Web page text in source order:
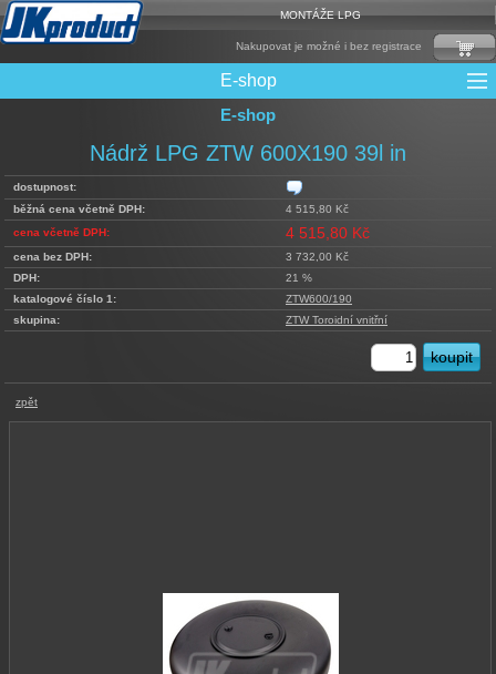
MONTÁŽE LPG
Nakupovat je možné i bez registrace
E-shop
CNG Nádrže
Elektronika + Emulátory
Filtry + Membrány
LPG Nádrže
Mixy + protizášlehové klapky
Multiventily + příslušenství
Ochrana Motoru
Přepínače
Rámy nádrží
Redukce plnění
Reduktory
Řídící jednotky + Testry
Sady + vstřikovače
Spojovací Materiál
Spotřební materiál
Trubky a Hadice
Ventily
E-shop
Nádrž LPG ZTW 600X190 39l in
dostupnost:
běžná cena včetně DPH:
4 515,80 Kč
cena včetně DPH:
4 515,80 Kč
cena bez DPH:
3 732,00 Kč
DPH:
21 %
katalogové číslo 1:
ZTW600/190
skupina:
ZTW Toroidní vnitřní
zpět